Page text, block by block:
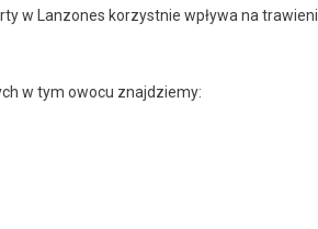
w Lanzones korzystnie wpływa na
w tym owocu znajdziemy: